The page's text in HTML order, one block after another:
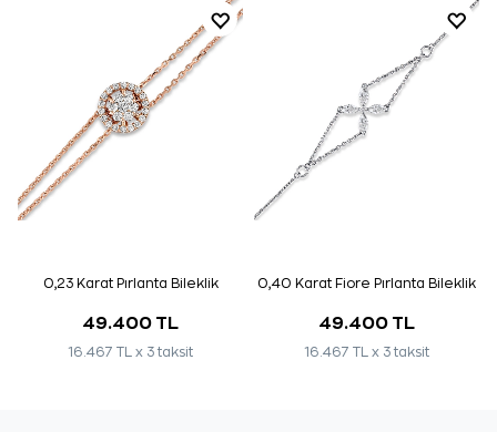
0,23 Karat Pırlanta Bileklik
49.400 TL
16.467 TL x 3 taksit
0,40 Karat Fiore Pırlanta Bileklik
49.400 TL
16.467 TL x 3 taksit